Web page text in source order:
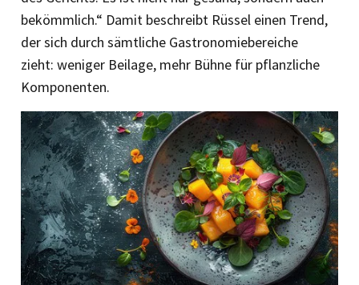
bekömmlich.“ Damit beschreibt Rüssel einen Trend,
der sich durch sämtliche Gastronomie­bereiche
zieht: ­weniger Beilage, mehr Bühne für pflanzliche
Komponenten.